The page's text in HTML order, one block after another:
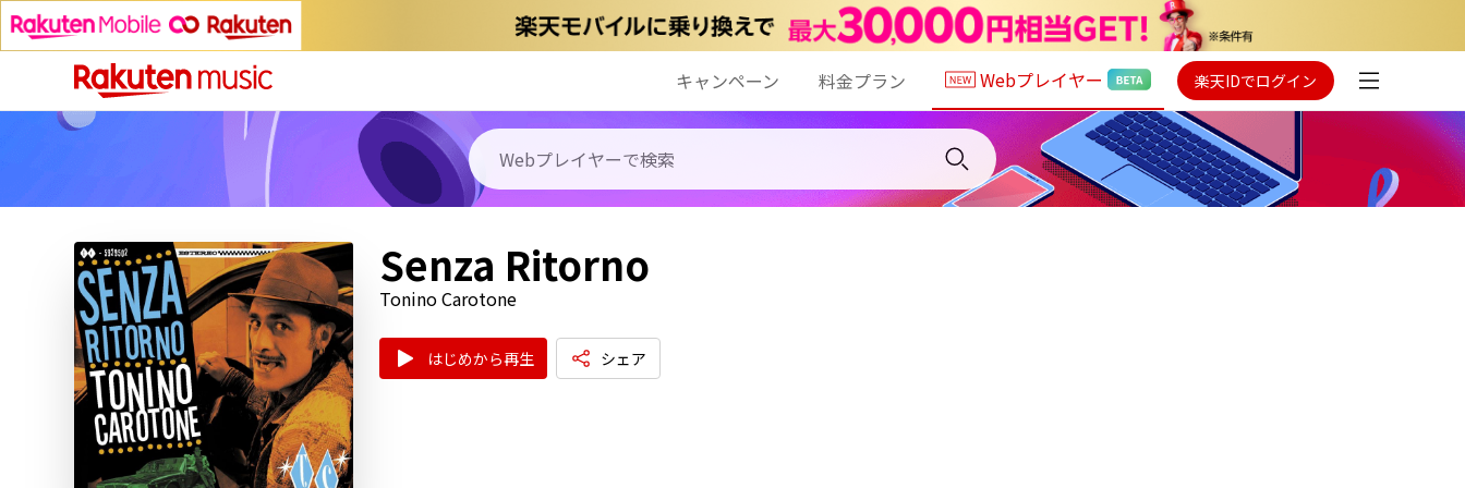
キャンペーン 料金プラン Webプレイヤー 楽天IDでログイン
Senza Ritorno
Tonino Carotone
はじめから再生 シェア